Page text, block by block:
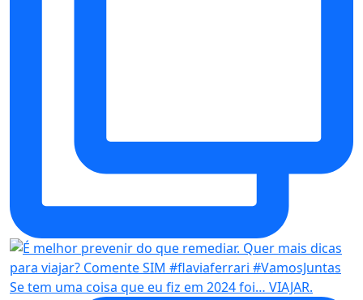
Se tem uma coisa que eu fiz em 2024 foi… VIAJAR.